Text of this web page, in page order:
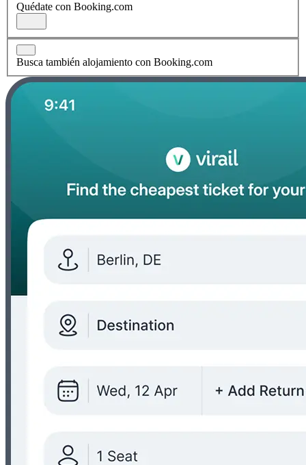
Quédate con Booking.com
Busca también alojamiento con Booking.com